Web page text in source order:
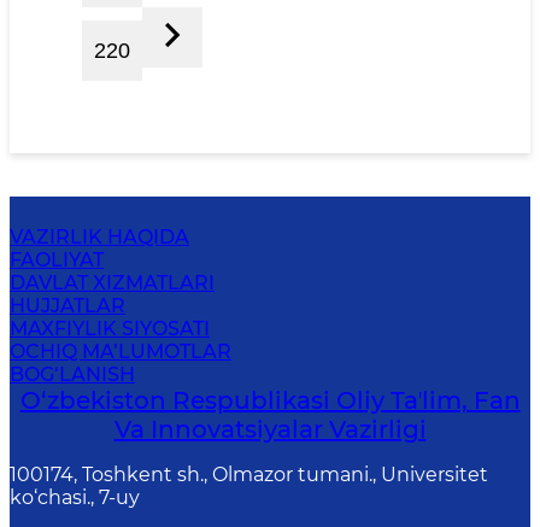
220
VAZIRLIK HAQIDA
FAOLIYAT
DAVLAT XIZMATLARI
HUJJATLAR
MAXFIYLIK SIYOSATI
OCHIQ MA’LUMOTLAR
BOG‘LANISH
O‘zbekiston Respublikasi Oliy Taʼlim, Fan
Va Innovatsiyalar Vazirligi
100174, Toshkent sh., Olmazor tumani., Universitet
ko‘chasi., 7-uy